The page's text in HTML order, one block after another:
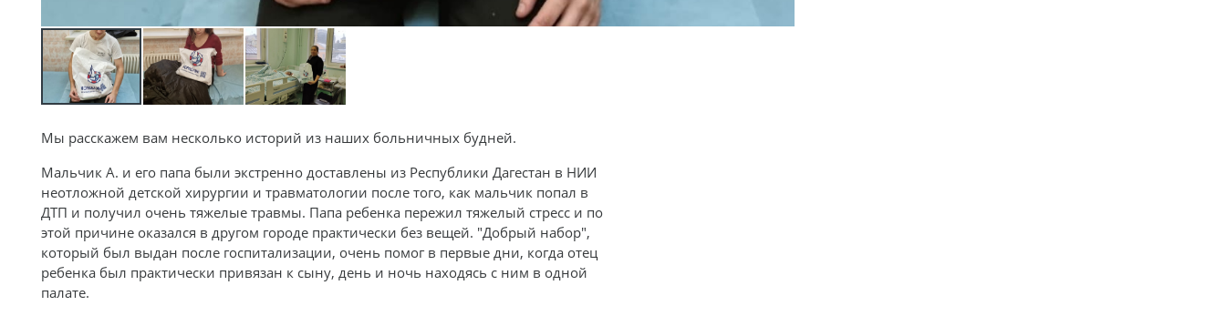
Мы расскажем вам несколько историй из наших больничных будней.
Мальчик А. и его папа были экстренно доставлены из Республики Дагестан в НИИ
неотложной детской хирургии и травматологии после того, как мальчик попал в
ДТП и получил очень тяжелые травмы. Папа ребенка пережил тяжелый стресс и по
этой причине оказался в другом городе практически без вещей. "Добрый набор",
который был выдан после госпитализации, очень помог в первые дни, когда отец
ребенка был практически привязан к сыну, день и ночь находясь с ним в одной
палате.